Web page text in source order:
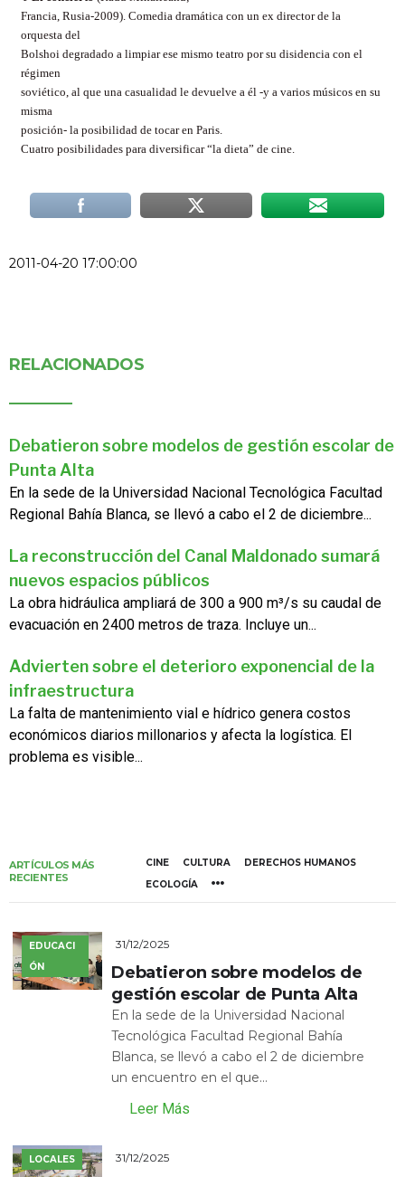
Francia, Rusia-2009). Comedia dramática con un ex director de la
orquesta del
Bolshoi degradado a limpiar ese mismo teatro por su disidencia con el
régimen
soviético, al que una casualidad le devuelve a él -y a varios músicos en su
misma
posición- la posibilidad de tocar en Paris.
Cuatro posibilidades para diversificar “la dieta” de cine.
2011-04-20 17:00:00
RELACIONADOS
Debatieron sobre modelos de gestión escolar de
Punta Alta
En la sede de la Universidad Nacional Tecnológica Facultad
Regional Bahía Blanca, se llevó a cabo el 2 de diciembre...
La reconstrucción del Canal Maldonado sumará
nuevos espacios públicos
La obra hidráulica ampliará de 300 a 900 m³/s su caudal de
evacuación en 2400 metros de traza. Incluye un...
Advierten sobre el deterioro exponencial de la
infraestructura
La falta de mantenimiento vial e hídrico genera costos
económicos diarios millonarios y afecta la logística. El
problema es visible...
ARTÍCULOS MÁS
RECIENTES
CINE CULTURA
DERECHOS HUMANOS
ECOLOGÍA
EDUCACI
ÓN
31/12/2025
Debatieron sobre modelos de
gestión escolar de Punta Alta
En la sede de la Universidad Nacional
Tecnológica Facultad Regional Bahía
Blanca, se llevó a cabo el 2 de diciembre
un encuentro en el que...
Leer Más
LOCALES 31/12/2025